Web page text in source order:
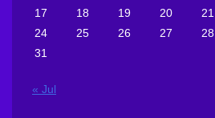
17
18 19 20 21
24
25 26 27 28
31
« Jul